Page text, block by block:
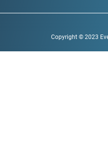
Copyright © 2023